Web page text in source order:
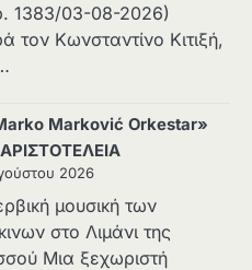
1383/03-08-2026)
τον Κωνσταντίνο Κιτιξή,
Marković Orkestar»
2026
μουσική των
στο Λιμάνι της
Μια ξεχωριστή